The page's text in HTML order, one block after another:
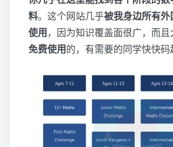
料。这个网站几乎被我身边所有
使用，因为知识覆盖面很广，而
免费使用的，有需要的同学快快码